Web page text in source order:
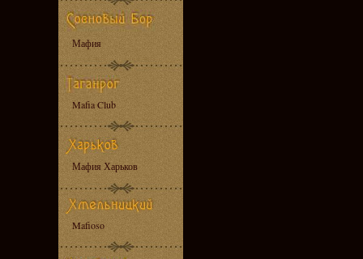
Мафия
Mafia Club
Мафия Харьков
Mafioso